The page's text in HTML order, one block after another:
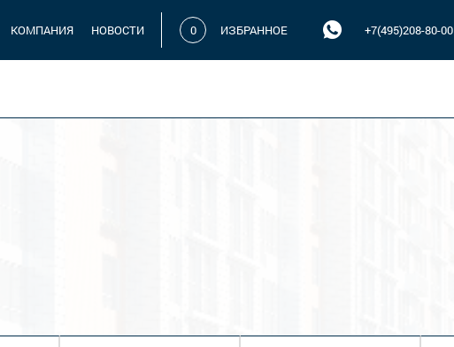
КОМПАНИЯ НОВОСТИ 0 ИЗБРАННОЕ +7(495)208-80-00